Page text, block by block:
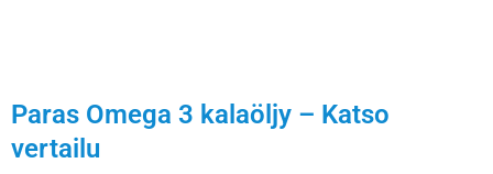
Paras Omega 3 kalaöljy – Katso
vertailu